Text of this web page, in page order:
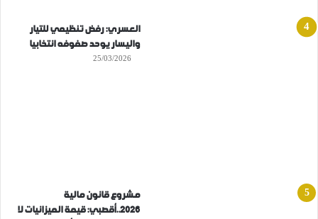
العسري: رفض تنظيمي للتيار
واليسار يوحد صفوفه انتخابيا
25/03/2026
مشروع قانون مالية
2026..أقصبي: قيمة الميزانيات لا